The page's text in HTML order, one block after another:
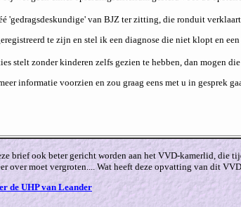
'gedragsdeskundige' van BJZ ter zitting, die ronduit
te zijn en stel ik een diagnose die niet klopt en
stelt zonder kinderen zelfs gezien te hebben, dan mogen
informatie voorzien en zou graag eens met u in gesprek
brief ook beter gericht worden aan het VVD-kamerlid, die
over moet vergroten.... Wat heeft deze opvatting van dit
de UHP van Leander